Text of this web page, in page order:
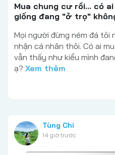
Mua chung cư rồi... có
giống đang "ở trọ"
Mọi người đừng ném đá tôi
nhận cá nhân thôi. Có ai
vẫn thấy như kiểu mình
ạ? Xem thêm
Tùng Chi
14 giờ trước